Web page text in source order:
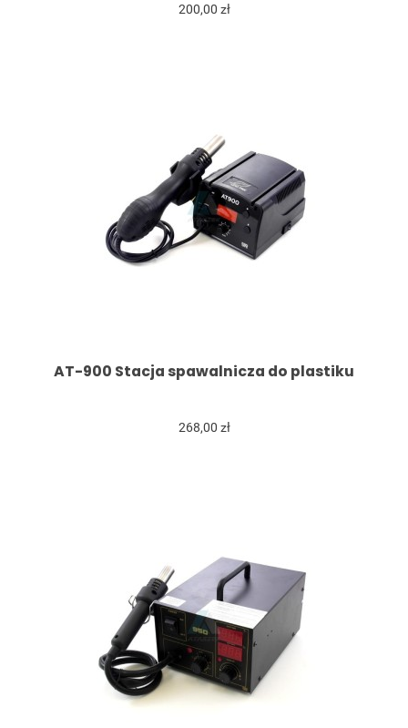
200,00 zł
AT-900 Stacja spawalnicza do plastiku
268,00 zł